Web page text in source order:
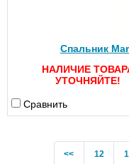
Спальник
НАЛИЧИЕ
УТОЧНЯЙТЕ!
Сравнить
<<Previous
12